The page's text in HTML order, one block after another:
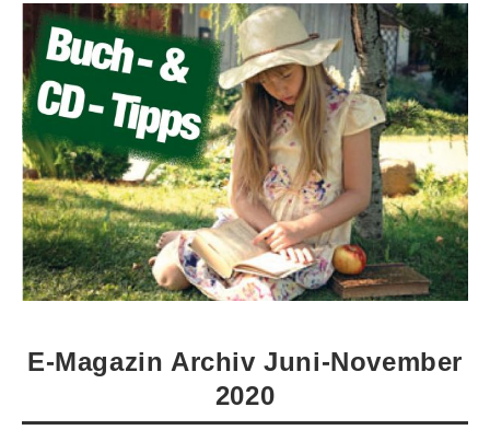
E-Magazin Archiv Juni-November
2020